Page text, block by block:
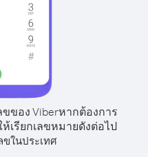
ของ Viberหากต้องการ
เรียกเลขหมายดังต่อไป
ขในประเทศ